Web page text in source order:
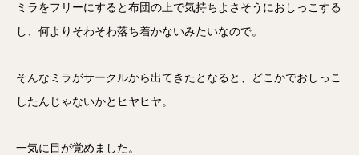
ミラをフリーにすると布団の上で気持ちよさそうにおしっこする
し、何よりそわそわ落ち着かないみたいなので。
そんなミラがサークルから出てきたとなると、どこかでおしっこ
したんじゃないかとヒヤヒヤ。
一気に目が覚めました。